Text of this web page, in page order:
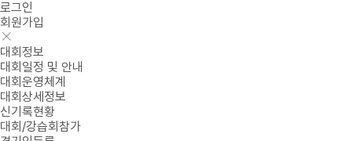
로그인
회원가입
대회정보
대회일정 및 안내
대회운영체계
대회상세정보
신기록현황
대회/강습회참가